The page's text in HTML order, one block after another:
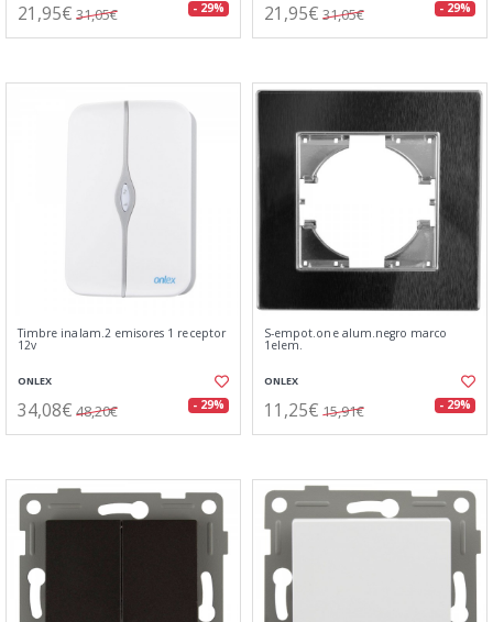
21,95€ 31,05€ - 29% 21,95€ 31,05€ - 29%
Timbre inalam.2 emisores 1 receptor
12v
ONLEX
34,08€ 48,20€ - 29%
S-empot.one alum.negro marco
1elem.
ONLEX
11,25€ 15,91€ - 29%